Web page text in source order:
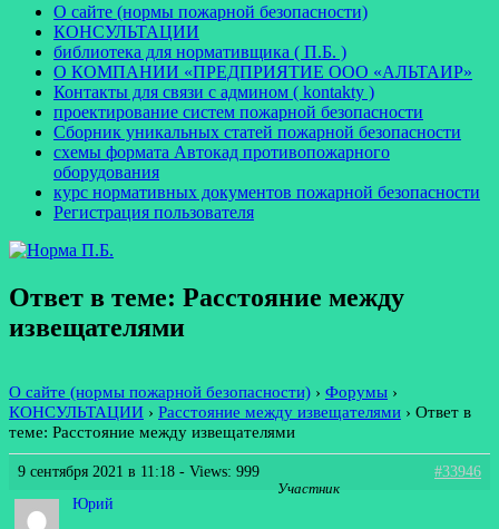
О сайте (нормы пожарной безопасности)
КОНСУЛЬТАЦИИ
библиотека для нормативщика ( П.Б. )
О КОМПАНИИ «ПРЕДПРИЯТИЕ ООО «АЛЬТАИР»
Контакты для связи с админом ( kontakty )
проектирование систем пожарной безопасности
Сборник уникальных статей пожарной безопасности
схемы формата Автокад противопожарного
оборудования
курс нормативных документов пожарной безопасности
Регистрация пользователя
Ответ в теме: Расстояние между
извещателями
О сайте (нормы пожарной безопасности) › Форумы ›
КОНСУЛЬТАЦИИ › Расстояние между извещателями › Ответ в
теме: Расстояние между извещателями
9 сентября 2021 в 11:18 - Views: 999
#33946
Юрий
Участник